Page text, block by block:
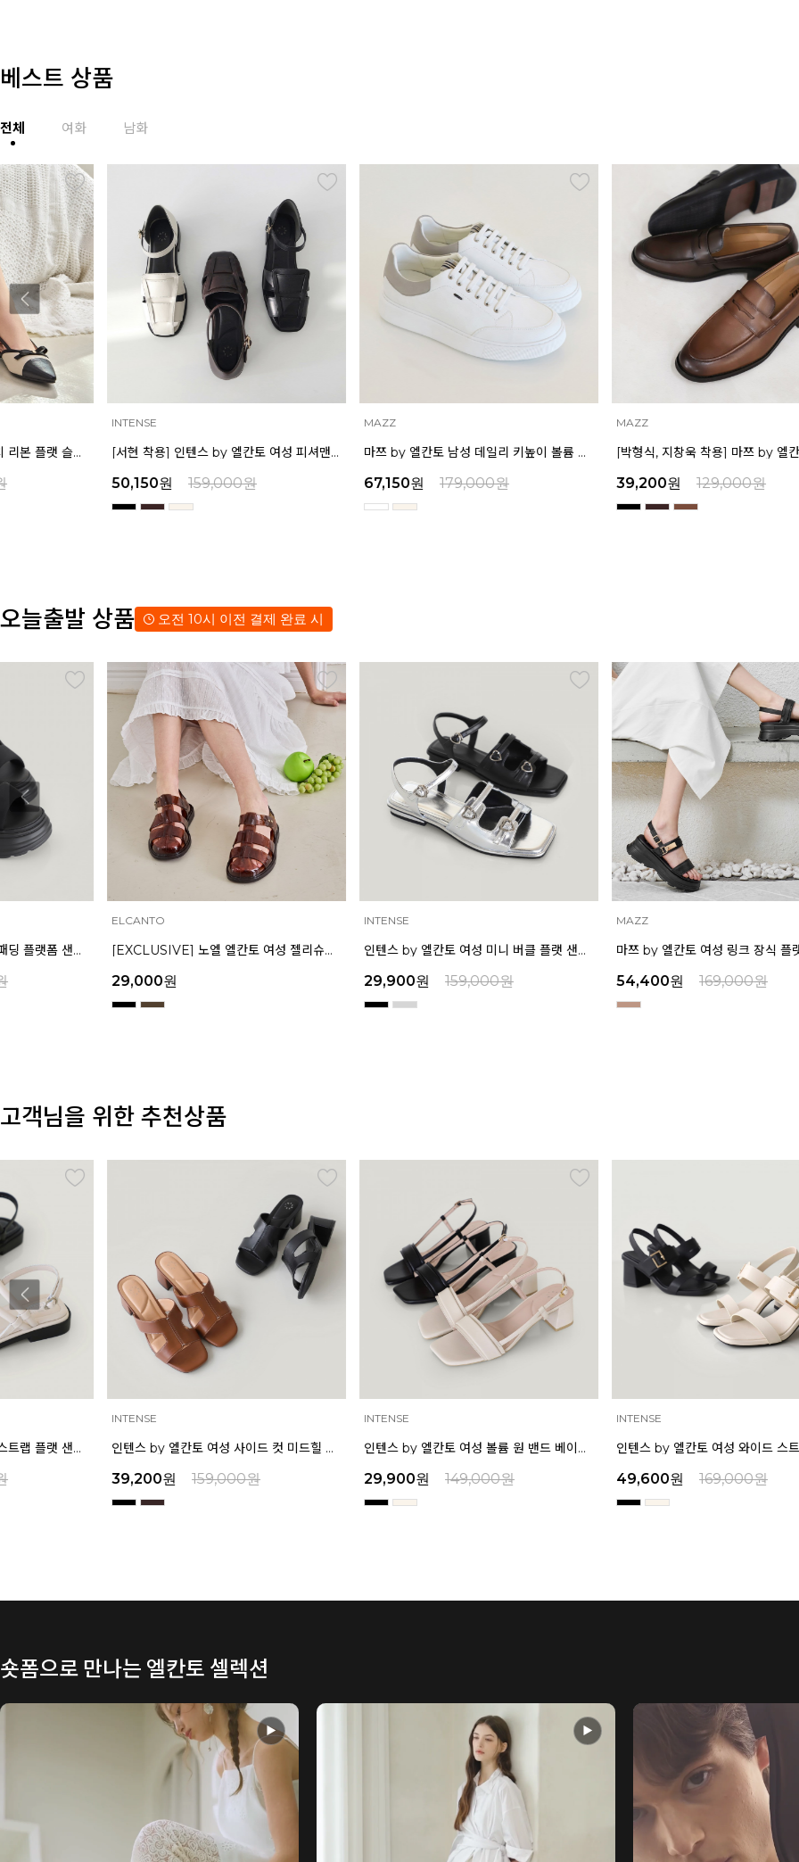
베스트 상품
전체 여화 남화
[서현 착용] 인텐스 by 엘칸토 여성 피셔맨 오픈슈즈 2.5cm LCWO85I513
50,150 159,000원
마쯔 by 엘칸토 남성 데일리 키높이 볼륨 컵솔 스니커즈 3.5cm LCMS60M613
179,000원
[박형식, 지창욱 착용] 마쯔 by 엘칸토 남성 페니 로퍼 3.5cm LCMD82I111
129,000원
오늘출발 상품 오전 10시 이전 결제 완료 시
[EXCLUSIVE] 노엘 엘칸토 여성 젤리슈즈 2.3cm LCWW01U626
29,000
인텐스 by 엘칸토 여성 미니 버클 플랫 샌들 1.5cm LCWW04I626
159,000원
마쯔 by 엘칸토 여성 링크 장식 플랫폼 샌들 6cm LCWW50M626
54,400 169,000원
고객님을 위한 추천상품
인텐스 by 엘칸토 여성 사이드 컷 미드힐 뮬 5cm LCWW03I626
39,200 159,000원
인텐스 by 엘칸토 여성 볼륨 원 밴드 베이직 샌들 5cm LCWW02I626
29,900 149,000원
인텐스 by 엘칸토 여성 와이드 스트랩 버클 포인트 샌들 6cm LCWW17I626
49,600 169,000원
숏폼으로 만나는 엘칸토 셀렉션
▶ ▶